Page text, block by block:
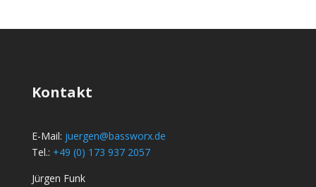
Kontakt
E-Mail: juergen@bassworx.de
Tel.: +49 (0) 173 937 2057
Jürgen Funk